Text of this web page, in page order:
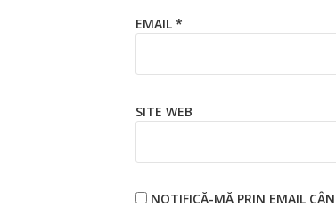
EMAIL *
SITE WEB
NOTIFICĂ-MĂ PRIN EMAIL